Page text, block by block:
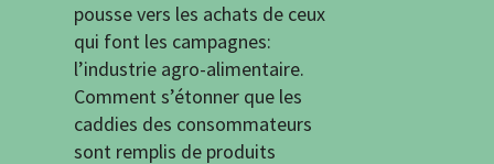
pousse vers les achats de ceux
qui font les campagnes:
l’industrie agro-alimentaire.
Comment s’étonner que les
caddies des consommateurs
sont remplis de produits